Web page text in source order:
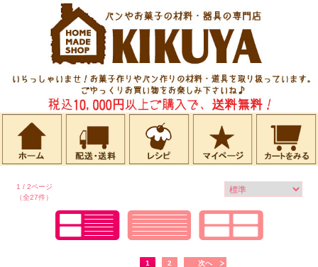
1 / 2ページ
（全27件）
1 2 次へ